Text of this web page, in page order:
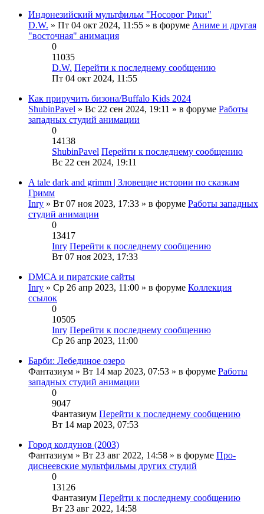
Индонезийский мультфильм "Носорог Рики"
D.W. » Пт 04 окт 2024, 11:55 » в форуме Аниме и другая
"восточная" анимация
0
11035
D.W. Перейти к последнему сообщению
Пт 04 окт 2024, 11:55
Как приручить бизона/Buffalo Kids 2024
ShubinPavel » Вс 22 сен 2024, 19:11 » в форуме Работы
западных студий анимации
0
14138
ShubinPavel Перейти к последнему сообщению
Вс 22 сен 2024, 19:11
A tale dark and grimm | Зловещие истории по сказкам
Гримм
Inry » Вт 07 ноя 2023, 17:33 » в форуме Работы западных
студий анимации
0
13417
Inry Перейти к последнему сообщению
Вт 07 ноя 2023, 17:33
DMCA и пиратские сайты
Inry » Ср 26 апр 2023, 11:00 » в форуме Коллекция
ссылок
0
10505
Inry Перейти к последнему сообщению
Ср 26 апр 2023, 11:00
Барби: Лебединое озеро
Фантазиум » Вт 14 мар 2023, 07:53 » в форуме Работы
западных студий анимации
0
9047
Фантазиум Перейти к последнему сообщению
Вт 14 мар 2023, 07:53
Город колдунов (2003)
Фантазиум » Вт 23 авг 2022, 14:58 » в форуме Про-
диснеевские мультфильмы других студий
0
13126
Фантазиум Перейти к последнему сообщению
Вт 23 авг 2022, 14:58